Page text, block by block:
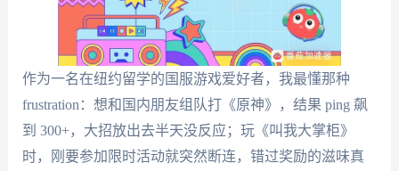
作为一名在纽约留学的国服游戏爱好者，我最懂那种
frustration：想和国内朋友组队打《原神》，结果 ping 飙
到 300+，大招放出去半天没反应；玩《叫我大掌柜》
时，刚要参加限时活动就突然断连，错过奖励的滋味真